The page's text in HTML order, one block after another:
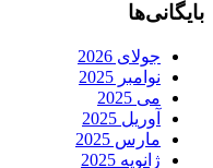
بایگانی‌ها
جولای 2026
نوامبر 2025
می 2025
آوریل 2025
مارس 2025
ژانویه 2025